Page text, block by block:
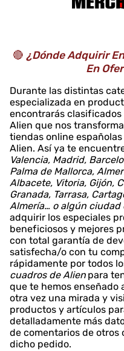
🔴 ¿Dónde Adquirir
En
Durante las distintas
especializada en
encontrarás
Alien que nos
tiendas online
Alien. Así ya te
Valencia, Madrid,
Palma de Mallorca,
Albacete, Vitoria, Gijón,
Granada, Tarrasa,
Almería… o algún ciudad
adquirir los especiales
beneficiosos y mejores
con total garantía de
satisfecha/o con tu
rápidamente por todos
cuadros de Alien para
que te hemos enseñado
otra vez una mirada y
productos y artículos
detalladamente más
de comentarios de
dicho pedido.